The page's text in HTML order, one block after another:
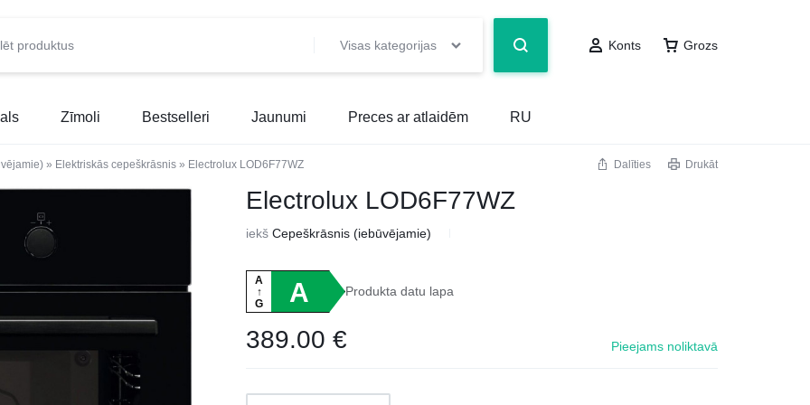
Visas kategorijas Konts Grozs
Zīmoli Bestselleri Jaunumi Preces ar atlaidēm RU
» Elektriskās cepeškrāsnis » Electrolux LOD6F77WZ Dalīties Drukāt
Electrolux LOD6F77WZ
iekšCepeškrāsnis (iebūvējamie)
A
↑
G
A Produkta datu lapa
389.00€ Pieejams noliktavā